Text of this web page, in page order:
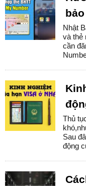
Nhật
và thẻ
cần
Thủ
Sau
động